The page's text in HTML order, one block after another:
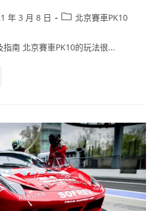
年 3 月 8 日 北京賽車PK10
南 北京賽車PK10的玩法很...